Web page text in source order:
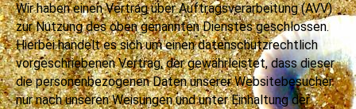
Wir haben einen Vertrag über Auftragsverarbeitung (AVV)
zur Nutzung des oben genannten Dienstes geschlossen.
Hierbei handelt es sich um einen datenschutzrechtlich
vorgeschriebenen Vertrag, der gewährleistet, dass dieser
die personenbezogenen Daten unserer Websitebesucher
nur nach unseren Weisungen und unter Einhaltung der